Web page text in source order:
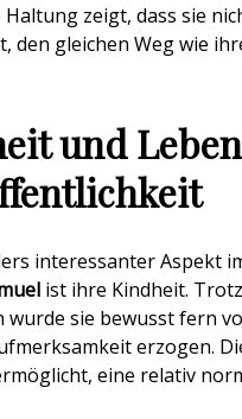
zeigt, dass sie
den gleichen Weg wie
und
interessanter Aspekt
ist ihre Kindheit.
wurde sie bewusst fern
erzogen.
eine relativ